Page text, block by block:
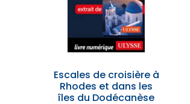
Escales de croisière à
Rhodes et dans les
îles du Dodécanèse